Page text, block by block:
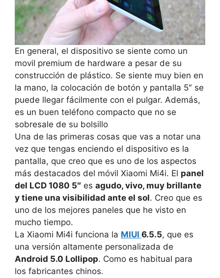
En general, el dispositivo se siente como un
movil premium de hardware a pesar de su
construcción de plástico. Se siente muy bien en
la mano, la colocación de botón y pantalla 5″ se
puede llegar fácilmente con el pulgar. Además,
es un buen teléfono compacto que no se
sobresale de su bolsillo
Una de las primeras cosas que vas a notar una
vez que tengas enciendo el dispositivo es la
pantalla, que creo que es uno de los aspectos
más destacados del móvil Xiaomi Mi4i. El panel
del LCD 1080 5″ es agudo, vivo, muy brillante
y tiene una visibilidad ante el sol. Creo que es
uno de los mejores paneles que he visto en
mucho tiempo.
La Xiaomi Mi4i funciona la MIUI 6.5.5, que es
una versión altamente personalizada de
Android 5.0 Lollipop. Como es habitual para
los fabricantes chinos.